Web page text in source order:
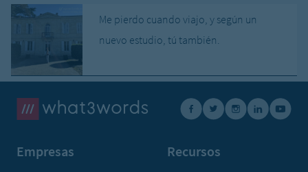
Me pierdo cuando viajo, y según un
nuevo estudio, tú también.
Empresas Recursos